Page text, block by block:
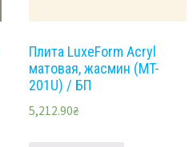
Плита LuxeForm Acryl
матовая, жасмин (MT-
201U) / БП
5,212.90₴